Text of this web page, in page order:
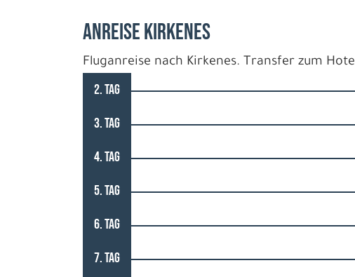
Anreise Kirkenes
Fluganreise nach Kirkenes. Transfer zum
2. TAG
3. TAG
4. TAG
5. TAG
6. TAG
7. TAG